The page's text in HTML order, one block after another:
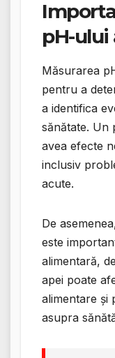
pH-ului
Măsurarea
pentru a
a identifica
sănătate. Un
avea efecte
inclusiv
acute.
De
este
alimentară,
apei poate
alimentare și
asupra